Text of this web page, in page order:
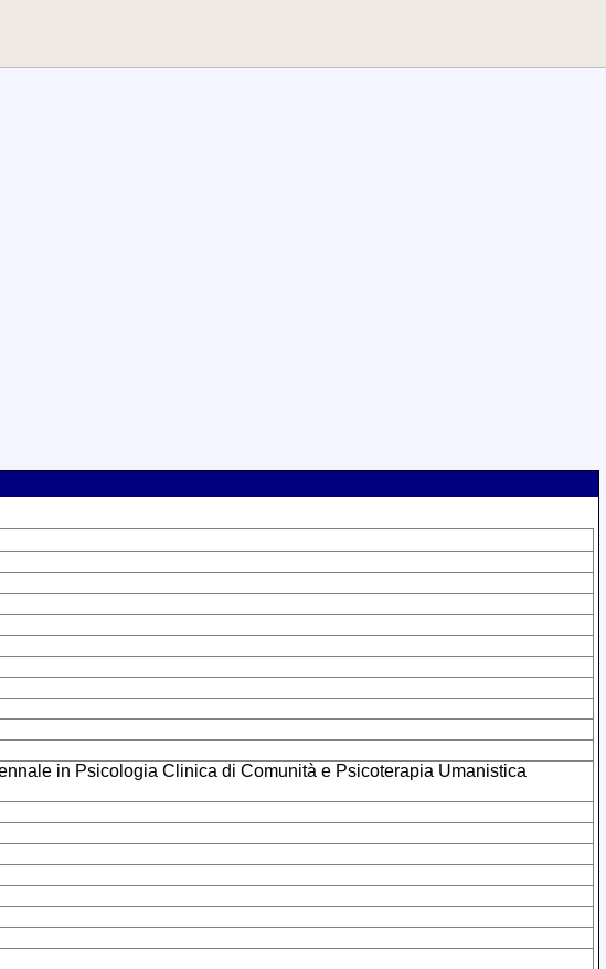
in Psicologia Clinica di Comunità e Psicoterapia Umanistica